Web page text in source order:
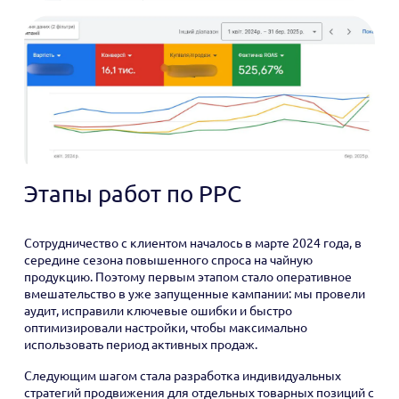
Этапы работ по PPC
Сотрудничество с клиентом началось в марте 2024 года, в
середине сезона повышенного спроса на чайную
продукцию. Поэтому первым этапом стало оперативное
вмешательство в уже запущенные кампании: мы провели
аудит, исправили ключевые ошибки и быстро
оптимизировали настройки, чтобы максимально
использовать период активных продаж.
Следующим шагом стала разработка индивидуальных
стратегий продвижения для отдельных товарных позиций с